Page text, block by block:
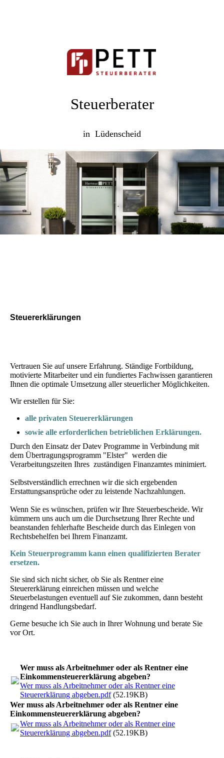
Steuerberater
in Lüdenscheid
Steuererklärungen
Vertrauen Sie auf unsere Erfahrung. Ständige Fortbildung,
motivierte Mitarbeiter und ein fundiertes Fachwissen garantieren
Ihnen die optimale Umsetzung aller steuerlicher Möglichkeiten.
Wir erstellen für Sie:
alle privaten Steuererklärungen
sowie alle erforderlichen betrieblichen Erklärungen.
Durch den Einsatz der Datev Programme in Verbindung mit
dem Übertragungsprogramm "Elster" werden die
Verarbeitungszeiten Ihres zuständigen Finanzamtes minimiert.
Selbstverständlich errechnen wir die sich ergebenden
Erstattungsansprüche oder zu leistende Nachzahlungen.
Wenn Sie es wünschen, prüfen wir Ihre Steuerbescheide. Wir
kümmern uns auch um die Durchsetzung Ihrer Rechte und
beanstanden fehlerhafte Bescheide durch das Einlegen von
Rechtsbehelfen bei Ihrem Finanzamt.
Kein Steuerprogramm kann einen qualifizierten Berater
ersetzen.
Sie sind sich nicht sicher, ob Sie als Rentner eine
Steuererklärung einreichen müssen und welche
Steuerbelastungen eventuell auf Sie zukommen, dann besteht
dringend Handlungsbedarf.
Gerne besuche ich Sie auch in Ihrer Wohnung und berate Sie
vor Ort.
Wer muss als Arbeitnehmer oder als Rentner eine
Einkommensteuererklärung abgeben?
Wer muss als Arbeitnehmer oder als Rentner eine
Steuererklärung abgeben.pdf(52.19KB)
Wer muss als Arbeitnehmer oder als Rentner eine
Einkommensteuererklärung abgeben?
Wer muss als Arbeitnehmer oder als Rentner eine
Steuererklärung abgeben.pdf(52.19KB)